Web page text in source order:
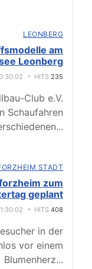
LEONBERG
am
Leonberg
HITS 235
Club e.V.
Schaufahren
...
STADT
zum
geplant
HITS 408
in der
vor einem
Blumenherz...